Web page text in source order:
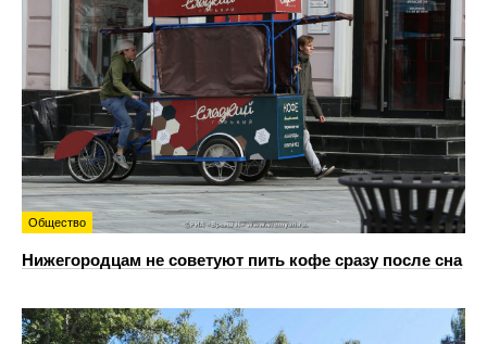
Общество
Нижегородцам не советуют пить кофе сразу после сна